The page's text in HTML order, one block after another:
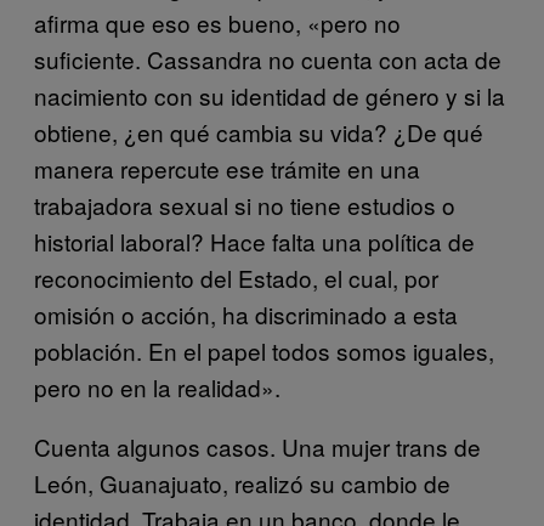
afirma que eso es bueno, «pero no
suficiente. Cassandra no cuenta con acta de
nacimiento con su identidad de género y si la
obtiene, ¿en qué cambia su vida? ¿De qué
manera repercute ese trámite en una
trabajadora sexual si no tiene estudios o
historial laboral? Hace falta una política de
reconocimiento del Estado, el cual, por
omisión o acción, ha discriminado a esta
población. En el papel todos somos iguales,
pero no en la realidad».
Cuenta algunos casos. Una mujer trans de
León, Guanajuato, realizó su cambio de